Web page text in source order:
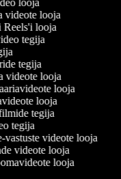
looja
videote looja
Reels'i looja
tegija
tegija
videote looja
looja
looja
tegija
tegija
vastuste videote looja
videote looja
looja